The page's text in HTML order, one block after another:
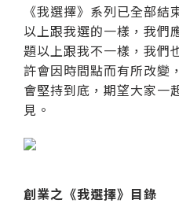
《我選擇》系列已全部
以上跟我選的一樣，我們
題以上跟我不一樣，我們
許會因時間點而有所改變
會堅持到底，期望大家一
見。
創業之《我選擇》目錄